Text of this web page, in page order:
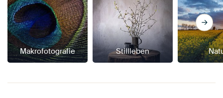
Makrofotografie Stillleben